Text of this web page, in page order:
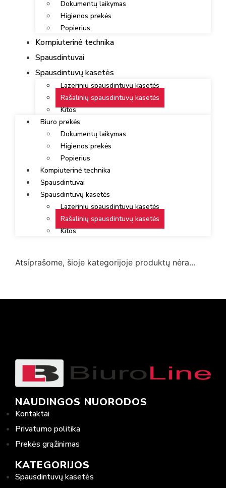
Dokumentų laikymas
Higienos prekės
Popierius
Kompiuterinė technika
Spausdintuvai
Spausdintuvų kasetės
Lazerinių spausdintuvų kasetės
Rašalinių spausdintuvų kasetės
Kitos
Biuro prekės
Dokumentų laikymas
Higienos prekės
Popierius
Kompiuterinė technika
Spausdintuvai
Spausdintuvų kasetės
Lazerinių spausdintuvų kasetės
Rašalinių spausdintuvų kasetės
Kitos
Atsiprašome, šioje kategorijoje produktų nėra...
NAUDINGOS NUORODOS
Kontaktai
Privatumo politika
Prekės grąžinimas
KATEGORIJOS
Spausdintuvų kasetės